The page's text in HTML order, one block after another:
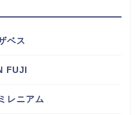
ベス
FUJI
レニアム